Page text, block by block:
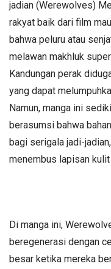
jadian (Werewolves)
rakyat baik dari film
bahwa peluru atau
melawan makhluk
Kandungan perak
yang dapat
Namun, manga ini
berasumsi bahwa
bagi serigala jadi-
menembus lapisan
Di manga ini,
beregenerasi dengan
besar ketika mereka